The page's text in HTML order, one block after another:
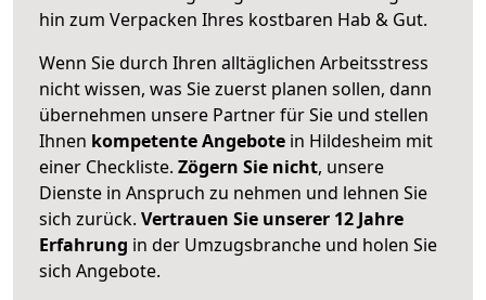
hin zum Verpacken Ihres kostbaren Hab & Gut.
Wenn Sie durch Ihren alltäglichen Arbeitsstress
nicht wissen, was Sie zuerst planen sollen, dann
übernehmen unsere Partner für Sie und stellen
Ihnen kompetente Angebote in Hildesheim mit
einer Checkliste. Zögern Sie nicht, unsere
Dienste in Anspruch zu nehmen und lehnen Sie
sich zurück. Vertrauen Sie unserer 12 Jahre
Erfahrung in der Umzugsbranche und holen Sie
sich Angebote.